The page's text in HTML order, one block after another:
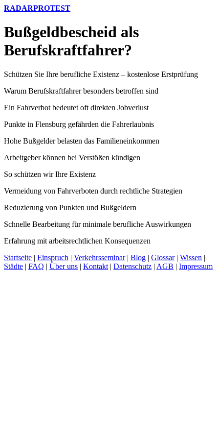
RADARPROTEST
Bußgeldbescheid als
Berufskraftfahrer?
Schützen Sie Ihre berufliche Existenz – kostenlose Erstprüfung
Warum Berufskraftfahrer besonders betroffen sind
Ein Fahrverbot bedeutet oft direkten Jobverlust
Punkte in Flensburg gefährden die Fahrerlaubnis
Hohe Bußgelder belasten das Familieneinkommen
Arbeitgeber können bei Verstößen kündigen
So schützen wir Ihre Existenz
Vermeidung von Fahrverboten durch rechtliche Strategien
Reduzierung von Punkten und Bußgeldern
Schnelle Bearbeitung für minimale berufliche Auswirkungen
Erfahrung mit arbeitsrechtlichen Konsequenzen
Startseite | Einspruch | Verkehrsseminar| Blog | Glossar| Wissen |
Städte | FAQ | Über uns | Kontakt | Datenschutz | AGB | Impressum